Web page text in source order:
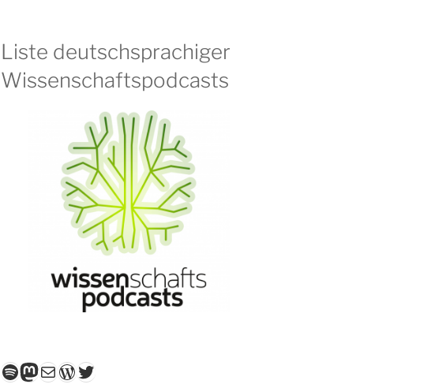
Liste deutschsprachiger
Wissenschaftspodcasts
Spotify
Mastodon
E-MailWordPress
Twitter